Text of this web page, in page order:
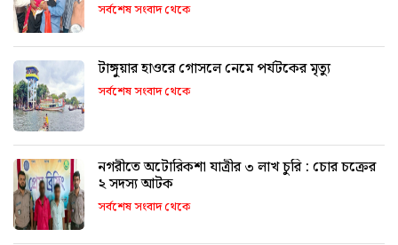
সর্বশেষ সংবাদ থেকে
টাঙ্গুয়ার হাওরে গোসলে নেমে পর্যটকের মৃত্যু
সর্বশেষ সংবাদ থেকে
নগরীতে অটোরিকশা যাত্রীর ৩ লাখ চুরি : চোর চক্রের
২ সদস্য আটক
সর্বশেষ সংবাদ থেকে